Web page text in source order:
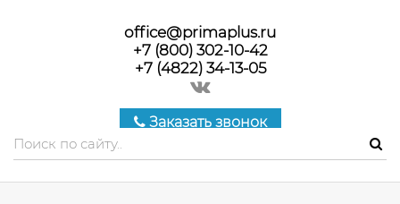
office@primaplus.ru
+7 (800) 302-10-42
+7 (4822) 34-13-05
Заказать звонок